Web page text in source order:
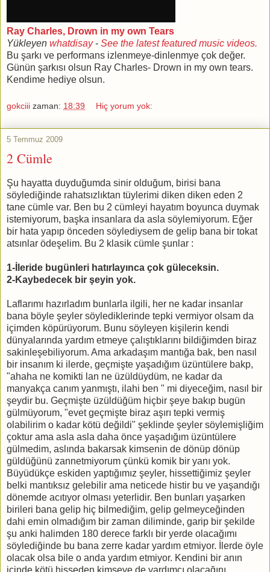
Ray Charles, Drown in my own Tears
Yükleyen whatdisay- See the latest featured music videos.
Bu şarkı ve performans izlenmeye-dinlenmye çok değer.
Günün şarkısı olsun Ray Charles- Drown in my own tears.
Kendime hediye olsun.
gokciii zaman: 18:39 Hiç yorum yok:
5 Temmuz 2009
2 Cümle
Şu hayatta duyduğumda sinir olduğum, birisi bana
söylediğinde rahatsızlıktan tüylerimi diken diken eden 2
tane cümle var. Ben bu 2 cümleyi hayatım boyunca duymak
istemiyorum, başka insanlara da asla söylemiyorum. Eğer
bir hata yapıp önceden söylediysem de gelip bana bir tokat
atsınlar ödeşelim. Bu 2 klasik cümle şunlar :
1-İleride bugünleri hatırlayınca çok güleceksin.
2-Kaybedecek bir şeyin yok.
Laflarımı hazırladım bunlarla ilgili, her ne kadar insanlar
bana böyle şeyler söylediklerinde tepki vermiyor olsam da
içimden köpürüyorum. Bunu söyleyen kişilerin kendi
dünyalarında yardım etmeye çalıştıklarını bildiğimden biraz
sakinleşebiliyorum. Ama arkadaşım mantığa bak, ben nasıl
bir insanım ki ilerde, geçmişte yaşadığım üzüntülere bakp,
"ahaha ne komikti lan ne üzüldüydüm, ne kadar da
manyakça canım yanmıştı, ilahi ben " mi diyeceğim, nasıl bir
şeydir bu. Geçmişte üzüldüğüm hiçbir şeye bakıp bugün
gülmüyorum, "evet geçmişte biraz aşırı tepki vermiş
olabilirim o kadar kötü değildi" şeklinde şeyler söylemişliğim
çoktur ama asla asla daha önce yaşadığım üzüntülere
gülmedim, aslında bakarsak kimsenin de dönüp dönüp
güldüğünü zannetmiyorum çünkü komik bir yanı yok.
Büyüdükçe eskiden yaptığımız şeyler, hissettiğimiz şeyler
belki mantıksız gelebilir ama neticede histir bu ve yaşandığı
dönemde acıtıyor olması yeterlidir. Ben bunları yaşarken
birileri bana gelip hiç bilmediğim, gelip gelmeyceğinden
dahi emin olmadığım bir zaman diliminde, garip bir şekilde
şu anki halimden 180 derece farklı bir yerde olacağımı
söylediğinde bu bana zerre kadar yardım etmiyor. İlerde öyle
olacak olsa bile o anda yardım etmiyor. Kendini bir anın
içinde kötü hisseden kimseye de yardımcı olacağını